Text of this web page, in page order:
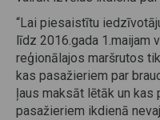
“Lai piesaistītu
līdz 2016.gada 1.maijam
reģionālajos maršrutos
kas pasažieriem par
ļaus maksāt lētāk un kas
pasažieriem ikdienā